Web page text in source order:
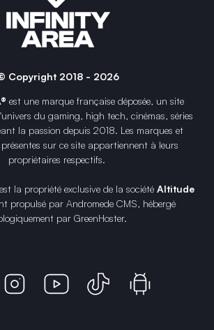
Copyright 2018 - 2026
est une marque française déposée, un site
du gaming, high tech, cinémas, séries
la passion depuis 2018. Les marques et
sur ce site appartiennent à leurs
propriétaires respectifs.
est la propriété exclusive de la société Altitude
propulsé par Andromede CMS, hébergé
par GreenHoster.